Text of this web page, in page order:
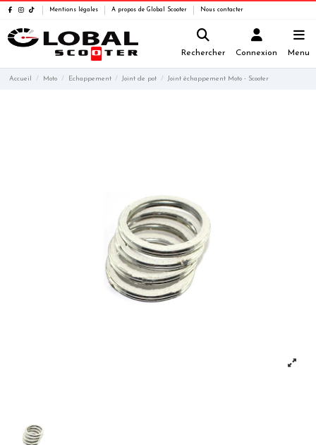
Mentions légales A propos de Global Scooter Nous contacter
Rechercher Connexion Menu
Accueil Moto Echappement Joint de pot Joint échappement Moto - Scooter